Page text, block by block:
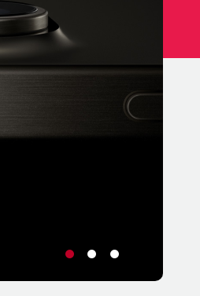
• • •